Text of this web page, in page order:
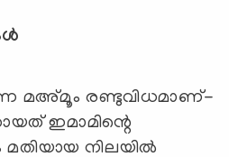
മഅ്മൂം രണ്ടുവിധമാണ്-
ഇമാമിന്റെ
മതിയായ നിലയില്‍